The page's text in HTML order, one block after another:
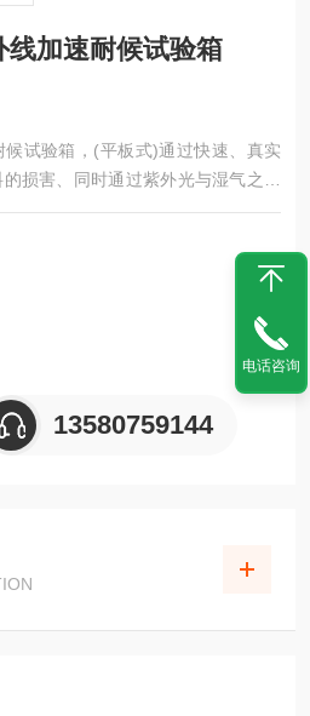
加速耐候试验箱
试验箱，(平板式)通过快速、真实
损害、同时通过紫外光与湿气之间
能力或单一耐湿能力减弱或失败、
13580759144
电话咨询